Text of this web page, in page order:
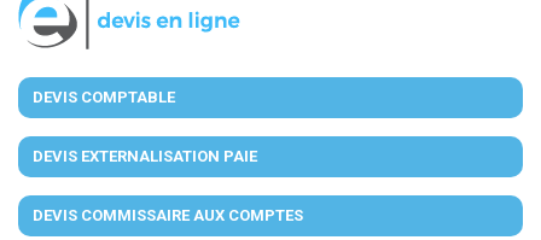
DEVIS COMPTABLE
DEVIS EXTERNALISATION PAIE
DEVIS COMMISSAIRE AUX COMPTES